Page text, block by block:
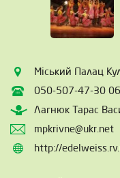
Міський Палац
050-507-47-30
Лагнюк Тарас
mpkrivne@ukr.net
http://